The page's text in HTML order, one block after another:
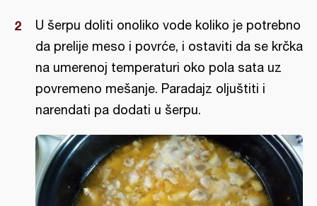
U šerpu doliti onoliko vode koliko je potrebno
da prelije meso i povrće, i ostaviti da se krčka
na umerenoj temperaturi oko pola sata uz
povremeno mešanje. Paradajz oljuštiti i
narendati pa dodati u šerpu.